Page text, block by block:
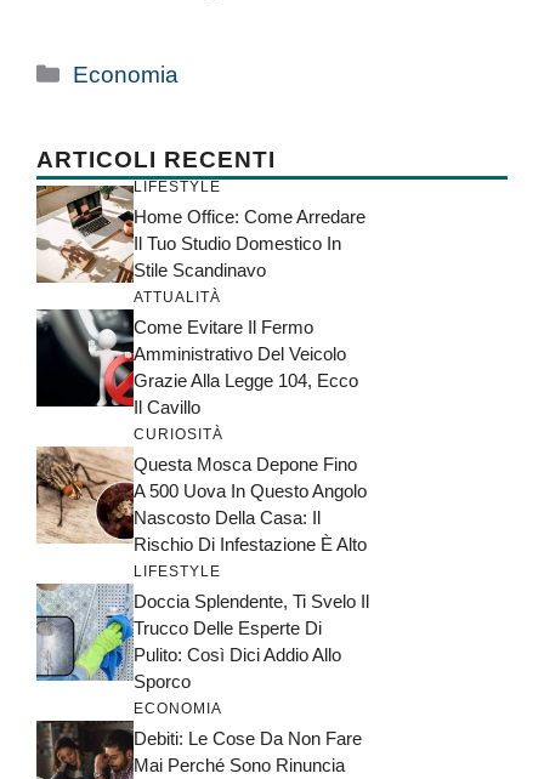
Categorie
Economia
ARTICOLI RECENTI
LIFESTYLE
Home Office: Come Arredare
Il Tuo Studio Domestico In
Stile Scandinavo
ATTUALITÀ
Come Evitare Il Fermo
Amministrativo Del Veicolo
Grazie Alla Legge 104, Ecco
Il Cavillo
CURIOSITÀ
Questa Mosca Depone Fino
A 500 Uova In Questo Angolo
Nascosto Della Casa: Il
Rischio Di Infestazione È Alto
LIFESTYLE
Doccia Splendente, Ti Svelo Il
Trucco Delle Esperte Di
Pulito: Così Dici Addio Allo
Sporco
ECONOMIA
Debiti: Le Cose Da Non Fare
Mai Perché Sono Rinuncia